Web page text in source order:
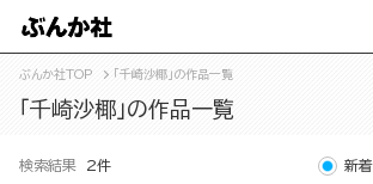
ぶんか社TOP 「千崎沙椰」の作品一覧
「千崎沙椰」の作品一覧
検索結果 2件 新